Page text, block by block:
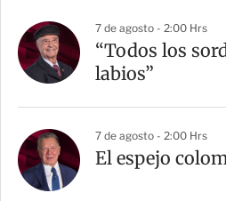
7 de agosto - 2:00 Hrs
“Todos los
labios”
7 de agosto - 2:00 Hrs
El espejo